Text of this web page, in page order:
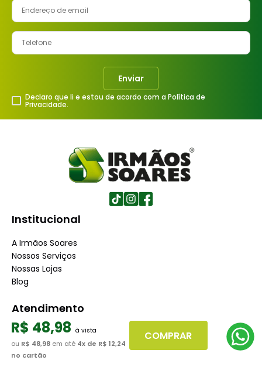
R$ 48,98
ou R$ 48,98 em até 4x de R$ 12,24
no cartão
COMPRAR
Enviar
Declaro que li e estou de acordo com a Política de
Privacidade.
Institucional
A Irmãos Soares
Nossos Serviços
Nossas Lojas
Blog
Atendimento
Dúvidas Frequentes
Fale Conosco
Minha Conta